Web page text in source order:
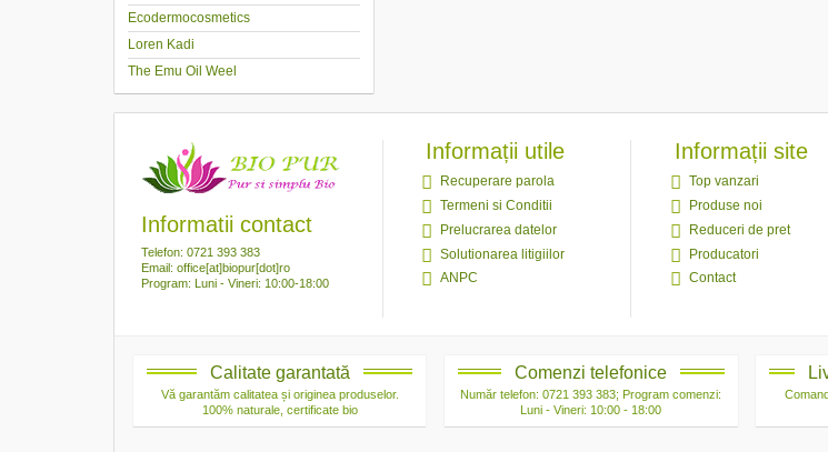
Ecodermocosmetics
Loren Kadi
The Emu Oil Weel
Informatii contact
Telefon: 0721 393 383
Email: office[at]biopur[dot]ro
Program: Luni - Vineri: 10:00-18:00
Informații utile
Recuperare parola
Termeni si Conditii
Prelucrarea datelor
Solutionarea litigiilor
ANPC
Informații site
Top vanzari
Produse noi
Reduceri de pret
Producatori
Contact
Calitate garantată
Vă garantăm calitatea și originea produselor.
100% naturale, certificate bio
Comenzi telefonice
Număr telefon: 0721 393 383; Program comenzi:
Luni - Vineri: 10:00 - 18:00